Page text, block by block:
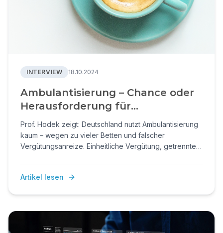
INTERVIEW 18.10.2024
Ambulantisierung – Chance oder
Herausforderung für
Deutschlands Kliniken? Ein
Interview mit Prof. Dr. Jan-Marc
Hodek
Prof. Hodek zeigt: Deutschland nutzt Ambulantisierung
kaum – wegen zu vieler Betten und falscher
Vergütungsanreize. Einheitliche Vergütung, getrennte
Artikel lesen